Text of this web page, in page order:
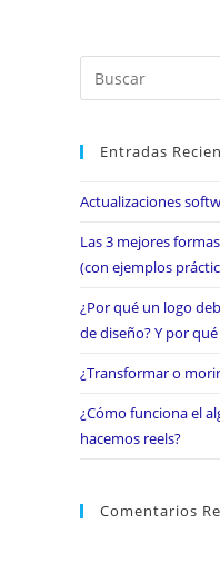
Entradas
Actualizaciones
Las 3 mejores
(con ejemplos
¿Por qué un logo
de diseño? Y por
¿Transformar o
¿Cómo funciona el
hacemos reels?
Comentarios